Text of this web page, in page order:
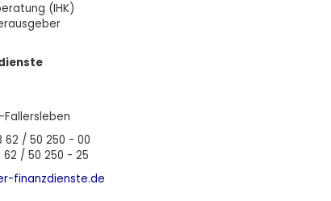
(IHK)
62 / 50 250 - 00
/ 50 250 - 25
finanzdienste.de